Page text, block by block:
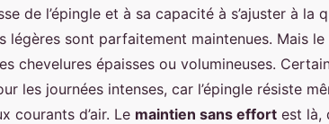
de l’épingle et à sa capacité à s’ajuster à la
légères sont parfaitement maintenues. Mais
chevelures épaisses ou volumineuses.
les journées intenses, car l’épingle résiste
courants d’air. Le maintien sans effort est là,